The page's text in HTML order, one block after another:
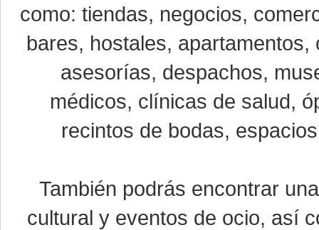
como: tiendas, negocios,
bares, hostales,
asesorías, despachos,
médicos, clínicas de salud,
recintos de bodas,
También podrás encontrar
cultural y eventos de ocio, así